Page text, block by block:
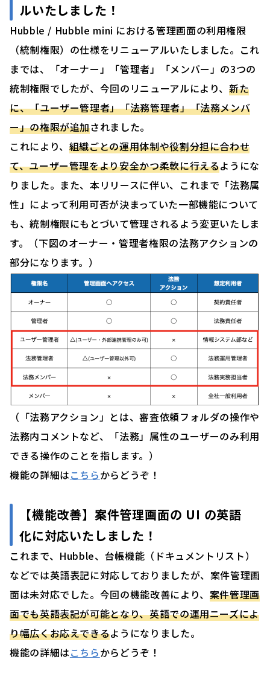
ルいたしました！
Hubble / Hubble mini における管理画面の利用権限
（統制権限）の仕様をリニューアルいたしました。これ
までは、「オーナー」「管理者」「メンバー」の3つの
統制権限でしたが、今回のリニューアルにより、新た
に、「ユーザー管理者」「法務管理者」「法務メンバ
ー」の権限が追加されました。
これにより、 組織ごとの運用体制や役割分担に合わせ
て、ユーザー管理をより安全かつ柔軟に行えるようにな
りました。また、本リリースに伴い、これまで「法務属
性」によって利用可否が決まっていた一部機能について
も、統制権限にもとづいて管理されるよう変更いたしま
す。（下図のオーナー・管理者権限の法務アクションの
部分になります。）
（「法務アクション」とは、審査依頼フォルダの操作や
法務内コメントなど、「法務」属性のユーザーのみ利用
できる操作のことを指します。）
機能の詳細はこちらからどうぞ！
【機能改善】案件管理画面の UI の英語
化に対応いたしました！
これまで、Hubble、台帳機能（ドキュメントリスト）
などでは英語表記に対応しておりましたが、案件管理画
面は未対応でした。今回の機能改善により、 案件管理画
面でも英語表記が可能となり、英語での運用ニーズによ
り幅広くお応えできるようになりました。
機能の詳細はこちらからどうぞ！